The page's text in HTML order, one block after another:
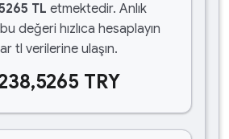
TL etmektedir. Anlık
değeri hızlıca hesaplayın
tl verilerine ulaşın.
TRY